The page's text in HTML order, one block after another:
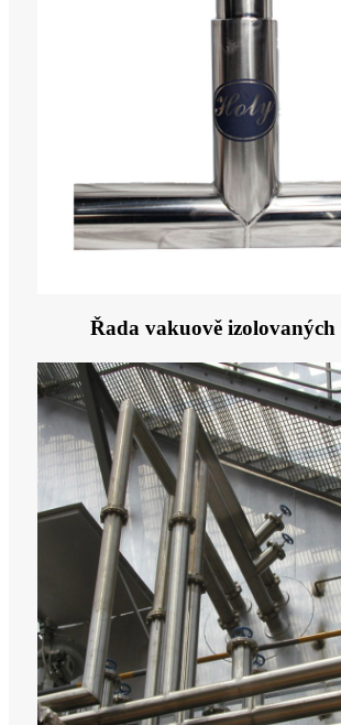
Řada vakuově